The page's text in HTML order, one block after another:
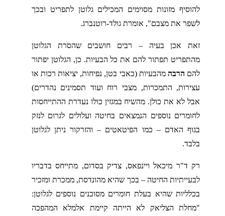
להוסיף מזונות מסוימים המכילים גלוטן לתפריט ובכך
לשפר את מצבם", אומרת גולד-רוטנברג.
זאת אכן בעיה – רבים חושבים שהסרת הגלוטן
מהתפריט תפתור להם את כל הבעיות. כן, הגלוטן יפתור
להם הרבה מהבעיות (כאבי בטן, נפיחות, יציאות רכות או
עצירות, התמכרות, מצבי רוח ועוד תסמינים נהדרים)
אבל לא את כולן. מהשיח במגזין כולו נעדרת ההתייחסות
לחומרים נוספים הנמצאים בחיטה ועלולים לגרום לנזק
בגוף האדם – כמו הפיטאטים – והזרקור ניתן לגלוטן
בלבד.
רק ד"ר מיכאל ויינפאס, צדיק בסדום, מתייחס בדבריו
לבעייתיות החיטה – בכך שהיא מהונדסת, ממכרת ומזכיר
בכלליות שהיא בעלת חומרים מסוכנים נוספים לגלוטן:
"מחלת הצליאק לא הייתה קיימת אלמלא המהפכה